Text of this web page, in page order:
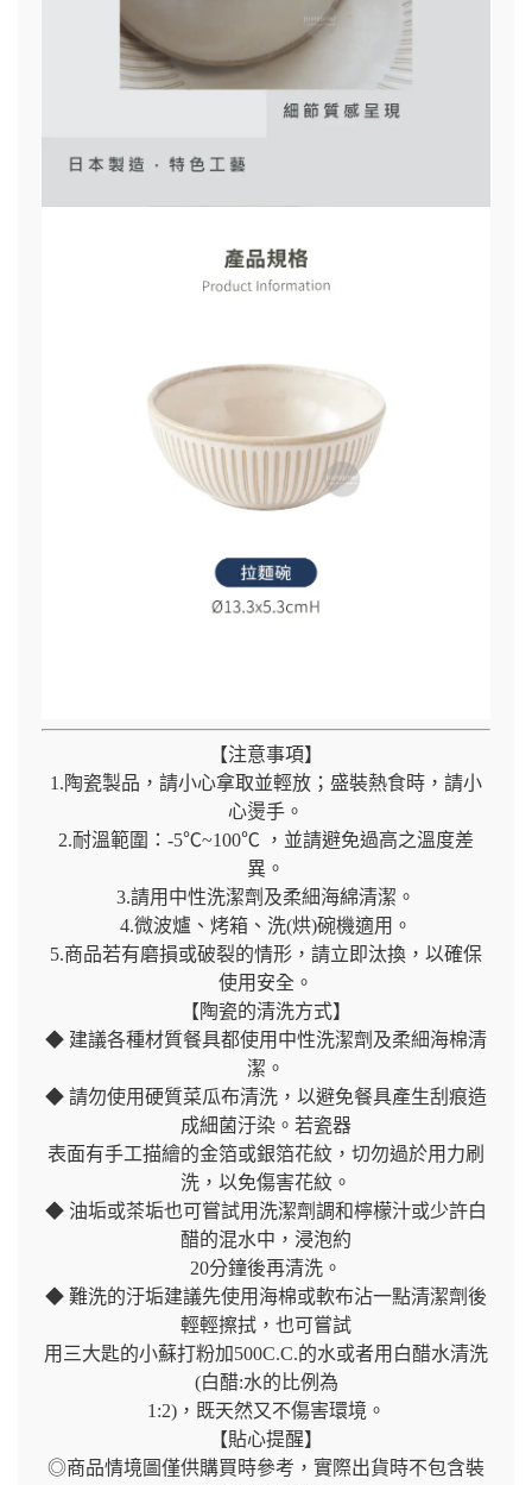
【注意事項】
1.陶瓷製品，請小心拿取並輕放；盛裝熱食時，請小
心燙手。
2.耐溫範圍：-5℃~100℃ ，並請避免過高之溫度差
異。
3.請用中性洗潔劑及柔細海綿清潔。
4.微波爐、烤箱、洗(烘)碗機適用。
5.商品若有磨損或破裂的情形，請立即汰換，以確保
使用安全。
【陶瓷的清洗方式】
◆ 建議各種材質餐具都使用中性洗潔劑及柔細海棉清
潔。
◆ 請勿使用硬質菜瓜布清洗，以避免餐具產生刮痕造
成細菌汙染。若瓷器
表面有手工描繪的金箔或銀箔花紋，切勿過於用力刷
洗，以免傷害花紋。
◆ 油垢或茶垢也可嘗試用洗潔劑調和檸檬汁或少許白
醋的混水中，浸泡約
20分鐘後再清洗。
◆ 難洗的汙垢建議先使用海棉或軟布沾一點清潔劑後
輕輕擦拭，也可嘗試
用三大匙的小蘇打粉加500C.C.的水或者用白醋水清洗
(白醋:水的比例為
1:2)，既天然又不傷害環境。
【貼心提醒】
◎商品情境圖僅供購買時參考，實際出貨時不包含裝